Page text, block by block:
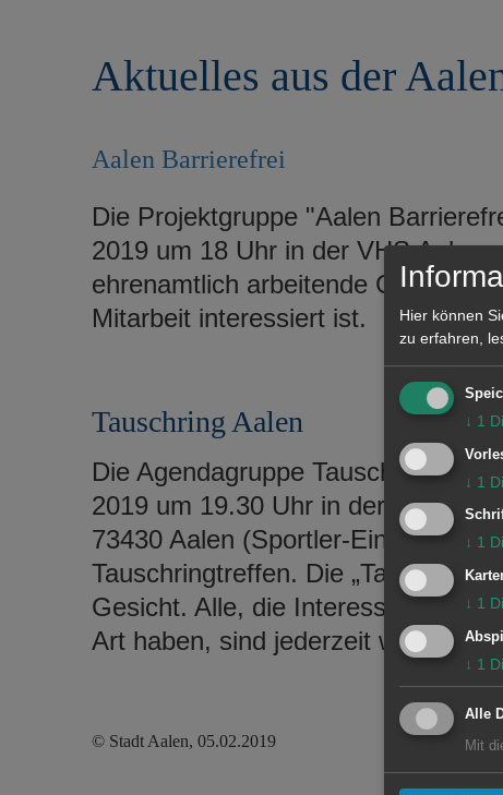
Aktuelles aus der
Aalen Barrierefrei
Die Projektgruppe "Aalen
2019 um 18 Uhr in der VHS Aalen
ehrenamtlich arbeitende Gruppe
Mitarbeit interessiert ist.
Tauschring Aalen
Die Agendagruppe Tauschring
2019 um 19.30 Uhr in der Ulrich-
73430 Aalen (Sportler-Eingang,
Tauschringtreffen. Die
Gesicht. Alle, die Interesse am
Art haben, sind jederzeit
© Stadt Aalen, 05.02.2019
Hier können
zu erfahren,
↓ 1
↓ 1
↓ 1
↓ 1
↓ 1
Alle
Mit